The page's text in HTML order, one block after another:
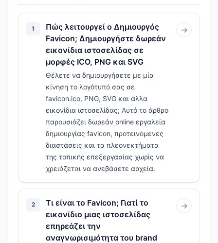
1
Πώς λειτουργεί ο Δημιουργός
Favicon; Δημιουργήστε δωρεάν
εικονίδια ιστοσελίδας σε
μορφές ICO, PNG και SVG
Θέλετε να δημιουργήσετε με μία
κίνηση το λογότυπό σας σε
favicon.ico, PNG, SVG και άλλα
εικονίδια ιστοσελίδας; Αυτό το άρθρο
παρουσιάζει δωρεάν online εργαλεία
δημιουργίας favicon, προτεινόμενες
διαστάσεις και τα πλεονεκτήματα
της τοπικής επεξεργασίας χωρίς να
χρειάζεται να ανεβάσετε αρχεία.
→
2
Τι είναι το Favicon; Γιατί το
εικονίδιο μιας ιστοσελίδας
επηρεάζει την
αναγνωρισιμότητα του brand
→